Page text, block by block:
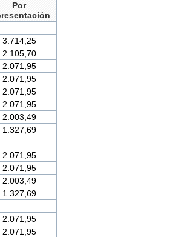
Por
3.714,25
2.105,70
2.071,95
2.071,95
2.071,95
2.071,95
2.003,49
1.327,69
2.071,95
2.071,95
2.003,49
1.327,69
2.071,95
2.071,95